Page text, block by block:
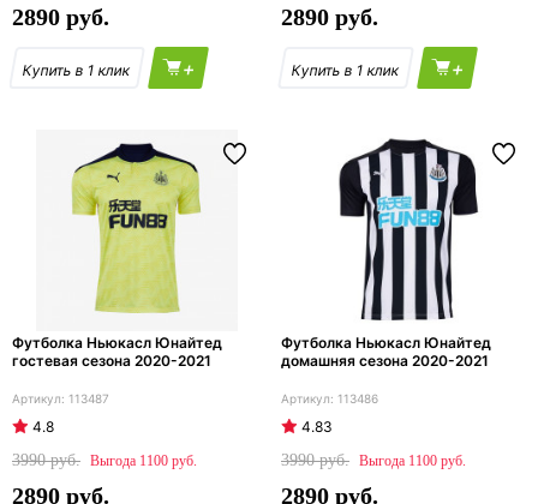
2890
+
2890
+
Футболка Ньюкасл Юнайтед
гостевая сезона 2020-2021
113487
4.8
3990
1100
2890
Футболка Ньюкасл Юнайтед
домашняя сезона 2020-2021
113486
4.83
3990
1100
2890